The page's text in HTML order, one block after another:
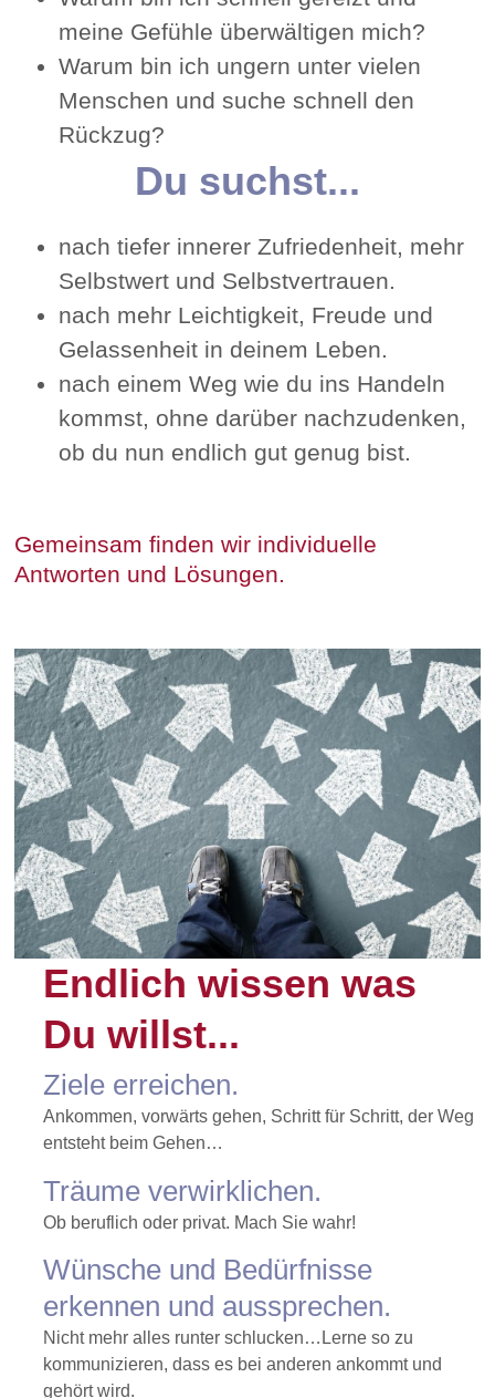
meine Gefühle überwältigen mich?
Warum bin ich ungern unter vielen
Menschen und suche schnell den
Rückzug?
Du suchst...
nach tiefer innerer Zufriedenheit, mehr
Selbstwert und Selbstvertrauen.
nach mehr Leichtigkeit, Freude und
Gelassenheit in deinem Leben.
nach einem Weg wie du ins Handeln
kommst, ohne darüber nachzudenken,
ob du nun endlich gut genug bist.
Gemeinsam finden wir individuelle
Antworten und Lösungen.
Endlich wissen was
Du willst...
Ziele erreichen.
Ankommen, vorwärts gehen, Schritt für Schritt, der Weg
entsteht beim Gehen…
Träume verwirklichen.
Ob beruflich oder privat. Mach Sie wahr!
Wünsche und Bedürfnisse
erkennen und aussprechen.
Nicht mehr alles runter schlucken…Lerne so zu
kommunizieren, dass es bei anderen ankommt und
gehört wird.